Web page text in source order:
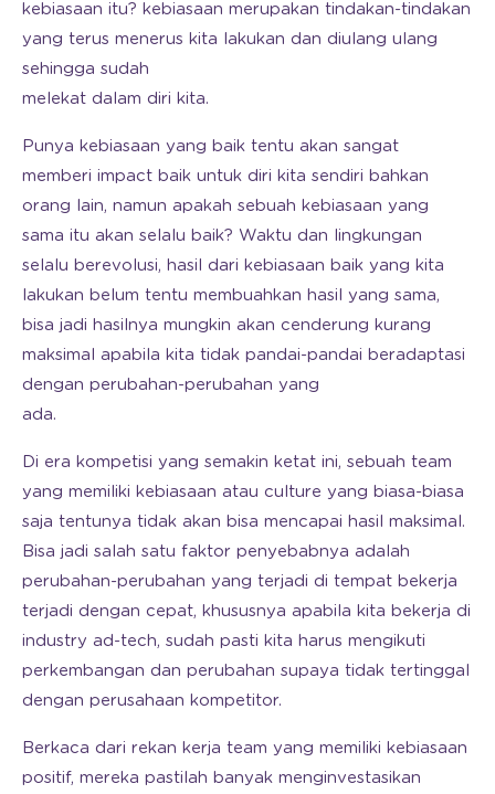
kebiasaan itu? kebiasaan merupakan tindakan-tindakan
yang terus menerus kita lakukan dan diulang ulang
sehingga sudah
melekat dalam diri kita.
Punya kebiasaan yang baik tentu akan sangat
memberi impact baik untuk diri kita sendiri bahkan
orang lain, namun apakah sebuah kebiasaan yang
sama itu akan selalu baik? Waktu dan lingkungan
selalu berevolusi, hasil dari kebiasaan baik yang kita
lakukan belum tentu membuahkan hasil yang sama,
bisa jadi hasilnya mungkin akan cenderung kurang
maksimal apabila kita tidak pandai-pandai beradaptasi
dengan perubahan-perubahan yang
ada.
Di era kompetisi yang semakin ketat ini, sebuah team
yang memiliki kebiasaan atau culture yang biasa-biasa
saja tentunya tidak akan bisa mencapai hasil maksimal.
Bisa jadi salah satu faktor penyebabnya adalah
perubahan-perubahan yang terjadi di tempat bekerja
terjadi dengan cepat, khususnya apabila kita bekerja di
industry ad-tech, sudah pasti kita harus mengikuti
perkembangan dan perubahan supaya tidak tertinggal
dengan perusahaan kompetitor.
Berkaca dari rekan kerja team yang memiliki kebiasaan
positif, mereka pastilah banyak menginvestasikan